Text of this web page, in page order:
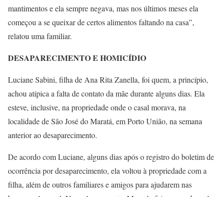
mantimentos e ela sempre negava, mas nos últimos meses ela
começou a se queixar de certos alimentos faltando na casa”,
relatou uma familiar.
DESAPARECIMENTO E HOMICÍDIO
Luciane Sabini, filha de Ana Rita Zanella, foi quem, a princípio,
achou atípica a falta de contato da mãe durante alguns dias. Ela
esteve, inclusive, na propriedade onde o casal morava, na
localidade de São José do Maratá, em Porto União, na semana
anterior ao desaparecimento.
De acordo com Luciane, alguns dias após o registro do boletim de
ocorrência por desaparecimento, ela voltou à propriedade com a
filha, além de outros familiares e amigos para ajudarem nas